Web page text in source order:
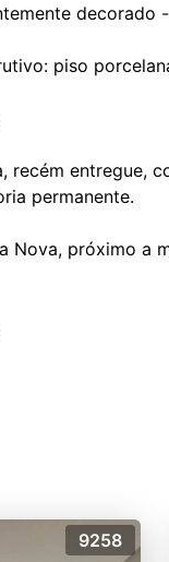
decorado
piso
recém entregue,
permanente.
Nova, próximo a
9258